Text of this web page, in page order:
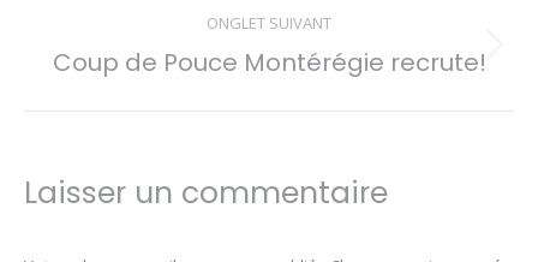
ONGLET SUIVANT
Onglet
Coup de Pouce Montérégie recrute!
Laisser un commentaire